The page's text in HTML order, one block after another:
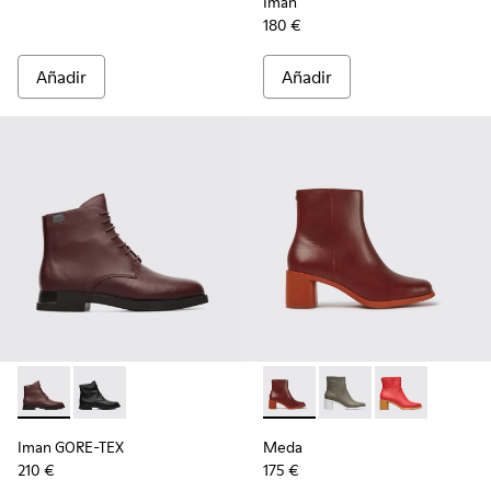
Añadir
180 €
Añadir
Iman GORE-TEX - K400342-002 - Burgundy
Iman GORE-TEX - K400342-001
Iman GORE-TEX
210 €
Meda - K400455-013 -
Meda - K400455-004
Meda -
Meda
175 €